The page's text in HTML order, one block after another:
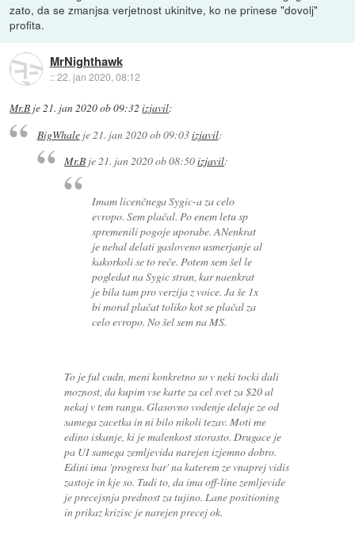
zato, da se zmanjsa verjetnost ukinitve, ko ne prinese "dovolj"
profita.
MrNighthawk
::22. jan 2020, 08:12
Mr.B je21. jan 2020 ob 09:32 izjavil:
BigWhaleje21. jan 2020 ob 09:03izjavil:
Mr.B je 21. jan 2020 ob 08:50izjavil:
Imam licenčnega Sygic-a za celo
evropo. Sem plačal. Po enem letu sp
spremenili pogoje uporabe. ANenkrat
je nehal delati gasloveno usmerjanje al
kakorkoli se to reče. Potem sem šel le
pogledat na Sygic stran, kar naenkrat
je bila tam pro verzija z voice. Ja še 1x
bi moral plačat toliko kot se plačal za
celo evropo. No šel sem na MS.
To je ful cudn, meni konkretno so v neki tocki dali
moznost, da kupim vse karte za cel svet za $20 al
nekaj v tem rangu. Glasovno vodenje deluje ze od
samega zacetka in ni bilo nikoli tezav. Moti me
edino iskanje, ki je malenkost storasto. Drugace je
pa UI samega zemljevida narejen izjemno dobro.
Edini ima 'progress bar' na katerem ze vnaprej vidis
zastoje in kje so. Tudi to, da ima off-line zemljevide
je precejsnja prednost za tujino. Lane positioning
in prikaz krizisc je narejen precej ok.